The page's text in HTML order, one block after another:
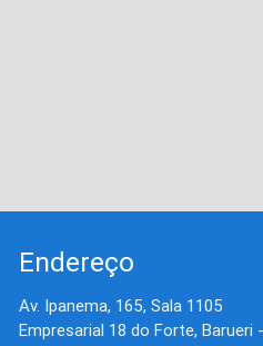
Endereço
Av. Ipanema, 165, Sala 1105
Empresarial 18 do Forte, Barueri